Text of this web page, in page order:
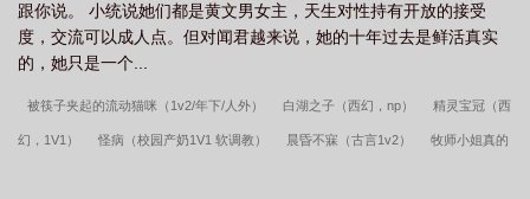
跟你说。 小统说她们都是黄文男女主，天生对性持有开放的接受
度，交流可以成人点。但对闻君越来说，她的十年过去是鲜活真实
的，她只是一个...
被筷子夹起的流动猫咪（1v2/年下/人外） 白湖之子（西幻，np） 精灵宝冠（西
幻，1V1） 怪病（校园产奶1V1 软调教） 晨昏不寐（古言1v2） 牧师小姐真的